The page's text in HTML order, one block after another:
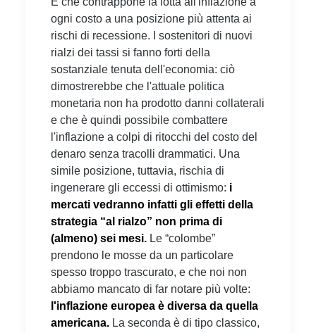
ogni costo a una posizione più attenta ai
rischi di recessione. I sostenitori di nuovi
rialzi dei tassi si fanno forti della
sostanziale tenuta dell'economia: ciò
dimostrerebbe che l'attuale politica
monetaria non ha prodotto danni collaterali
e che è quindi possibile combattere
l'inflazione a colpi di ritocchi del costo del
denaro senza tracolli drammatici. Una
simile posizione, tuttavia, rischia di
ingenerare gli eccessi di ottimismo: i
mercati vedranno infatti gli effetti della
strategia “al rialzo” non prima di
(almeno) sei mesi. Le “colombe”
prendono le mosse da un particolare
spesso troppo trascurato, e che noi non
abbiamo mancato di far notare più volte:
l'inflazione europea è diversa da quella
americana. La seconda è di tipo classico,